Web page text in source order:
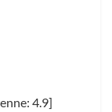
4.9]